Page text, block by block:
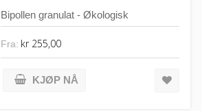
Bipollen granulat - Økologisk
Fra: kr 255,00
KJØP NÅ